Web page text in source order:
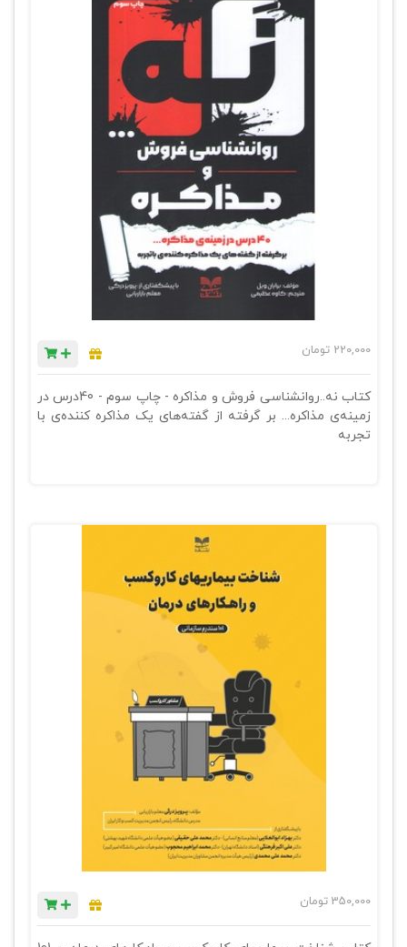
220,000 تومان
کتاب نه..روانشناسی فروش و مذاکره - چاپ سوم - 40درس در
زمینه‌ی مذاکره... بر گرفته از گفته‌های یک مذاکره کننده‌ی با
تجربه
350,000 تومان